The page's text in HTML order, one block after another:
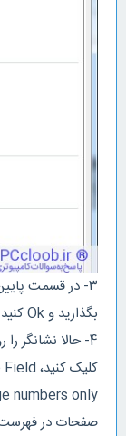
بگذارید و Ok کنید.
4- حالا نشانگر
صفحات در فهرست